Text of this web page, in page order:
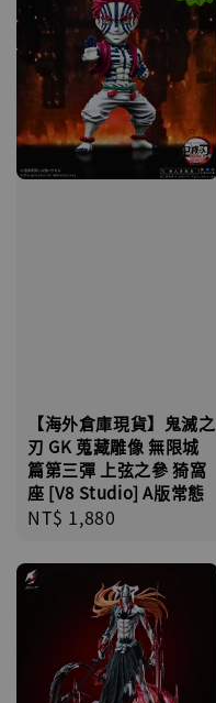
【海外倉庫現貨】鬼滅之
刃 GK 蒐藏雕像 無限城
篇第三彈 上弦之參 猗窩
座 [V8 Studio] A版常態
Regular
NT$ 1,880